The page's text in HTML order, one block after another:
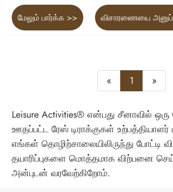
மேலும் பார்க்க >> விசாரணையை
« 1 »
Leisure Activities® என்பது சீனாவில்
ஊதப்பட்ட ரேஸ் டிராக்குகள்
எங்கள் தொழிற்சாலையிலிருந்து போட்டி
தயாரிப்புகளை மொத்தமாக விற்பனை
அன்புடன் வரவேற்கிறோம்.